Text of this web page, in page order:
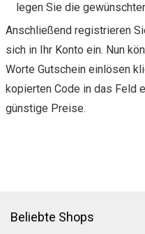
legen Sie die
Anschließend registrieren
sich in Ihr Konto ein. Nun
Worte Gutschein einlösen
kopierten Code in das Feld
günstige Preise.
Beliebte Shops